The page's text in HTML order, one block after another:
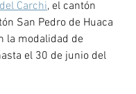
Carchi, el cantón
San Pedro de Huaca
la modalidad de
el 30 de junio del